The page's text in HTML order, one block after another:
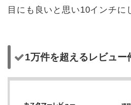
目にも良いと思い10インチに
1万件を超えるレビュー